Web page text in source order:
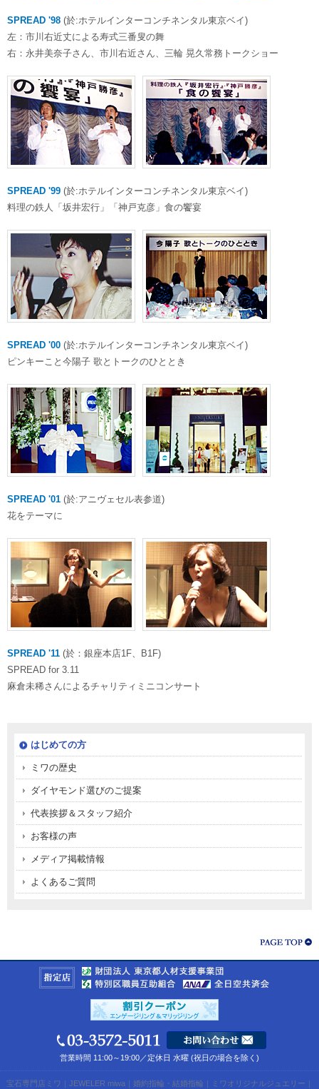
SPREAD '98 (於:ホテルインターコンチネンタル東京ベイ)
左：市川右近丈による寿式三番叟の舞
右：永井美奈子さん、市川右近さん、三輪 晃久常務トークショー
SPREAD '99 (於:ホテルインターコンチネンタル東京ベイ)
料理の鉄人「坂井宏行」「神戸克彦」食の饗宴
SPREAD '00 (於:ホテルインターコンチネンタル東京ベイ)
ピンキーこと今陽子 歌とトークのひととき
SPREAD '01 (於:アニヴェセル表参道)
花をテーマに
SPREAD '11 (於：銀座本店1F、B1F)
SPREAD for 3.11
麻倉未稀さんによるチャリティミニコンサート
はじめての方
ミワの歴史
ダイヤモンド選びのご提案
代表挨拶＆スタッフ紹介
お客様の声
メディア掲載情報
よくあるご質問
営業時間 11:00～19:00／定休日 水曜 (祝日の場合を除く)
宝石専門店ミワ ｜ JEWELER miwa ｜ 婚約指輪・結婚指輪 ｜ ミワオリジナルジュエリー ｜